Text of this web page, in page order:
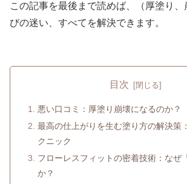
この記事を最後まで読めば、（厚塗り
びの迷い、すべてを解決できます。
目次
悪い口コミ：厚塗り崩壊になるのか？
最高の仕上がりを生む塗り方の解決策
クニック
フローレスフィットの密着技術：なぜ
か？